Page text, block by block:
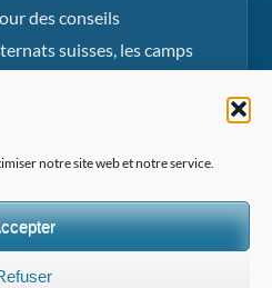
notre site web et notre service.
des conseils
suisses, les camps
familiale.